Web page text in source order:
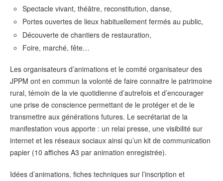
Spectacle vivant, théâtre, reconstitution, danse,
Portes ouvertes de lieux habituellement fermés au public,
Découverte de chantiers de restauration,
Foire, marché, fête…
Les organisateurs d’animations et le comité organisateur des
JPPM ont en commun la volonté de faire connaitre le patrimoine
rural, témoin de la vie quotidienne d’autrefois et d’encourager
une prise de conscience permettant de le protéger et de le
transmettre aux générations futures. Le secrétariat de la
manifestation vous apporte : un relai presse, une visibilité sur
internet et les réseaux sociaux ainsi qu’un kit de communication
papier (10 affiches A3 par animation enregistrée).
Idées d’animations, fiches techniques sur l’inscription et